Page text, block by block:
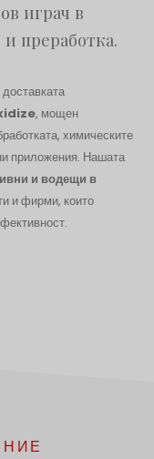
играч в
преработка.
, мощен
химическите
приложения. Нашата
и водещи в
и фирми, които